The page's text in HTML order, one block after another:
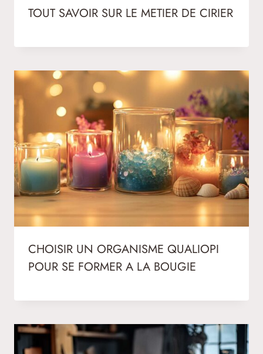
TOUT SAVOIR SUR LE METIER DE CIRIER
CHOISIR UN ORGANISME QUALIOPI
POUR SE FORMER A LA BOUGIE